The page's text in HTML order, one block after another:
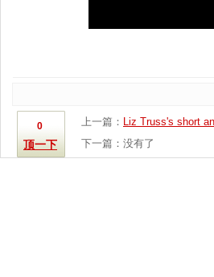
0
顶一下
上一篇： Liz Truss's short
下一篇：没有了